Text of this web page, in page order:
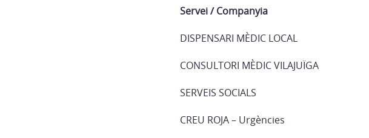
Servei / Companyia
DISPENSARI MÈDIC LOCAL
CONSULTORI MÈDIC VILAJUÏGA
SERVEIS SOCIALS
CREU ROJA – Urgències